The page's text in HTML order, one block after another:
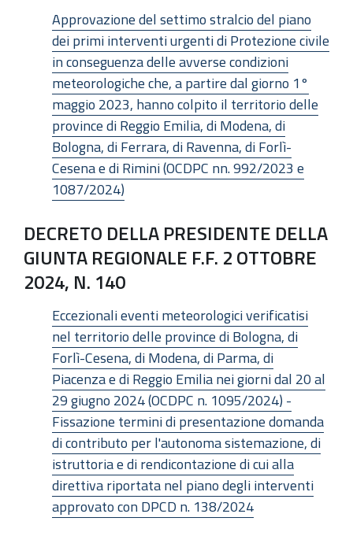
Approvazione del settimo stralcio del piano
dei primi interventi urgenti di Protezione civile
in conseguenza delle avverse condizioni
meteorologiche che, a partire dal giorno 1°
maggio 2023, hanno colpito il territorio delle
province di Reggio Emilia, di Modena, di
Bologna, di Ferrara, di Ravenna, di Forlì-
Cesena e di Rimini (OCDPC nn. 992/2023 e
1087/2024)
DECRETO DELLA PRESIDENTE DELLA
GIUNTA REGIONALE F.F. 2 OTTOBRE
2024, N. 140
Eccezionali eventi meteorologici verificatisi
nel territorio delle province di Bologna, di
Forlì-Cesena, di Modena, di Parma, di
Piacenza e di Reggio Emilia nei giorni dal 20 al
29 giugno 2024 (OCDPC n. 1095/2024) -
Fissazione termini di presentazione domanda
di contributo per l'autonoma sistemazione, di
istruttoria e di rendicontazione di cui alla
direttiva riportata nel piano degli interventi
approvato con DPCD n. 138/2024